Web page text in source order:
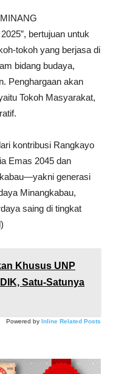
bertujuan untuk
tokoh yang berjasa di
bidang budaya,
Penghargaan akan
Tokoh Masyarakat,
kontribusi Rangkayo
Emas 2045 dan
generasi
Minangkabau,
saing di tingkat
Khusus UNP
Satu-Satunya
Powered by Inline Related Posts